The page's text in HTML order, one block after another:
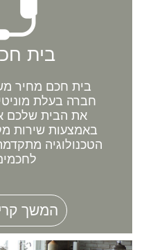
בית
בית חכם מחיר
חברה בעלת
את הבית שלכם
באמצעות שירות
הטכנולוגיה
המשך